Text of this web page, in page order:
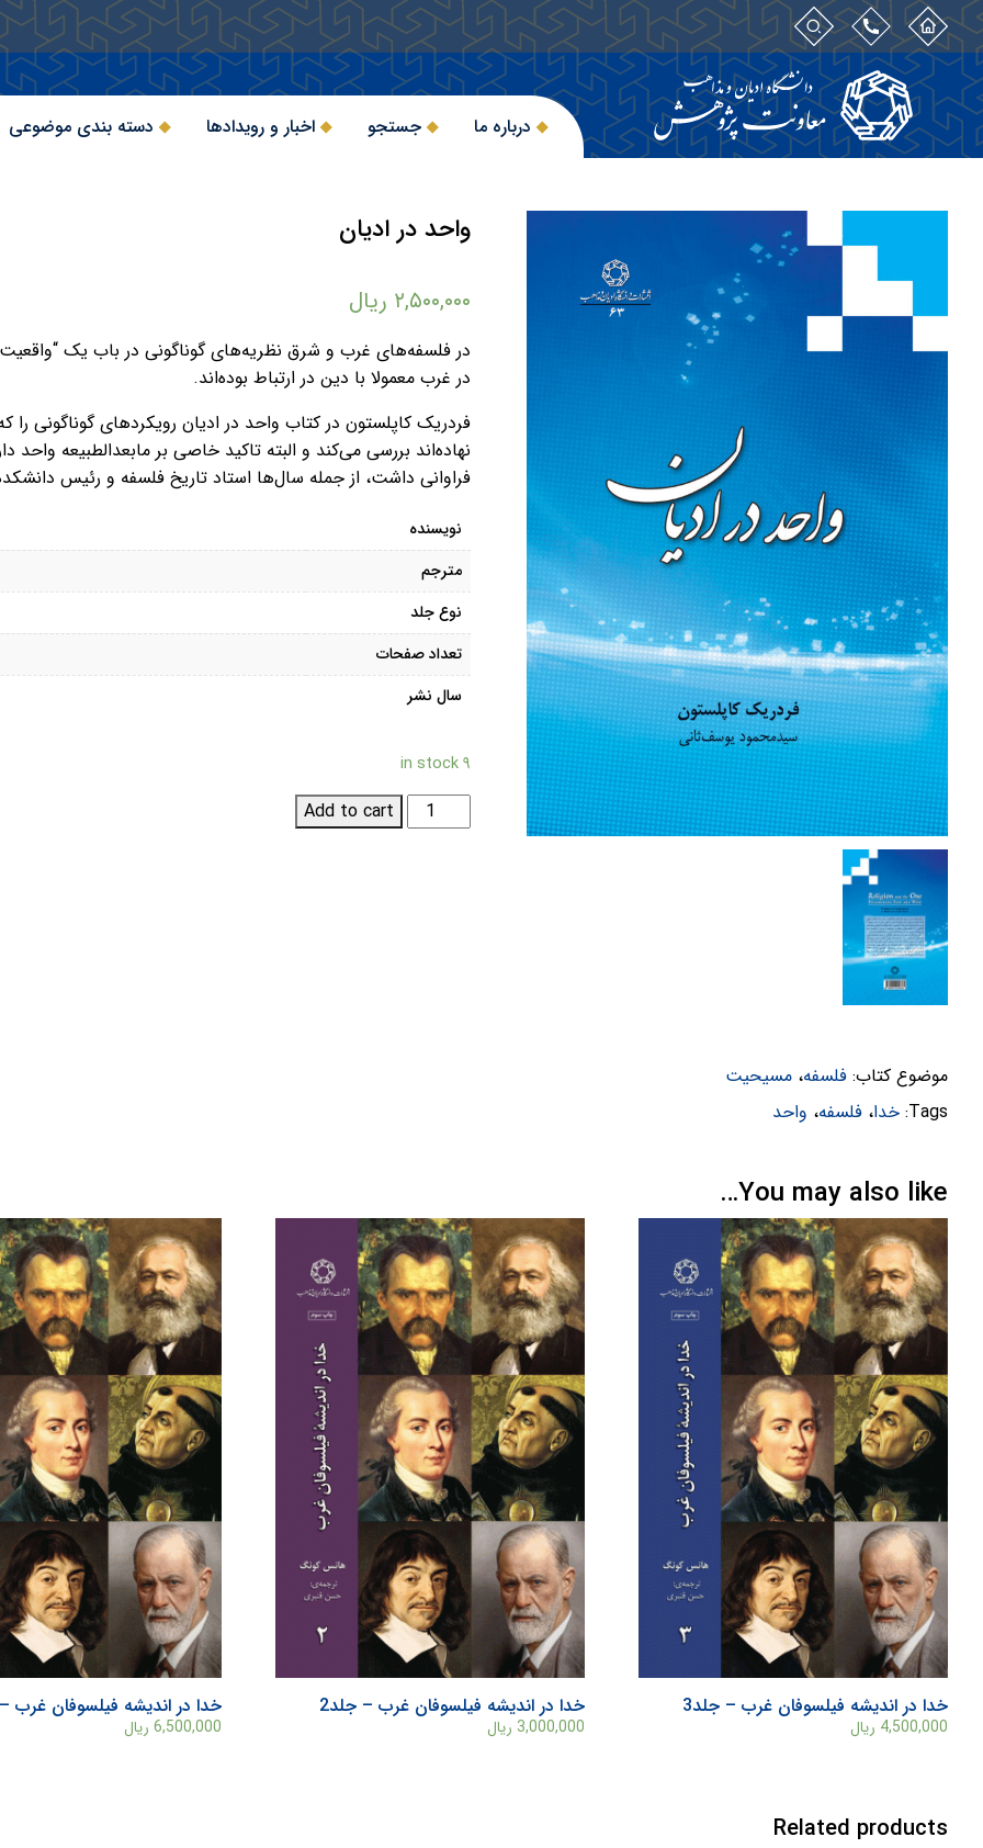
درباره ما جستجو اخبار و رویدادها دسته بندی موضوعی
واحد در ادیان
۲,۵۰۰,۰۰۰ ریال
در فلسفه‌های غرب و شرق نظریه‌های گوناگونی در باب یک
در غرب معمولا با دین در ارتباط بوده‌اند.
فردریک کاپلستون در کتاب واحد در ادیان رویکردهای
نهاده‌اند بررسی می‌کند و البته تاکید خاصی بر مابعدالطبیعه
فراوانی داشت، از جمله سال‌ها استاد تاریخ فلسفه و رئیس
نویسنده
مترجم
نوع جلد
تعداد صفحات
سال نشر
۹ in stock
در
Add to cart
موضوع کتاب: فلسفه، مسیحیت
Tags: خدا، فلسفه، واحد
You may also like…
خدا در اندیشه فیلسوفان غرب – جلد3
4,500,000 ریال
خدا در اندیشه فیلسوفان غرب – جلد2
3,000,000 ریال
خدا در اندیشه فیلسوفان غرب
6,500,000 ریال
Related products